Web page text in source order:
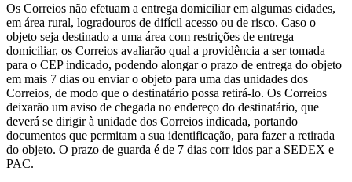
Os Correios não efetuam a entrega domiciliar em algumas cidades,
em área rural, logradouros de difícil acesso ou de risco. Caso o
objeto seja destinado a uma área com restrições de entrega
domiciliar, os Correios avaliarão qual a providência a ser tomada
para o CEP indicado, podendo alongar o prazo de entrega do objeto
em mais 7 dias ou enviar o objeto para uma das unidades dos
Correios, de modo que o destinatário possa retirá-lo. Os Correios
deixarão um aviso de chegada no endereço do destinatário, que
deverá se dirigir à unidade dos Correios indicada, portando
documentos que permitam a sua identificação, para fazer a retirada
do objeto. O prazo de guarda é de 7 dias corr idos par a SEDEX e
PAC.